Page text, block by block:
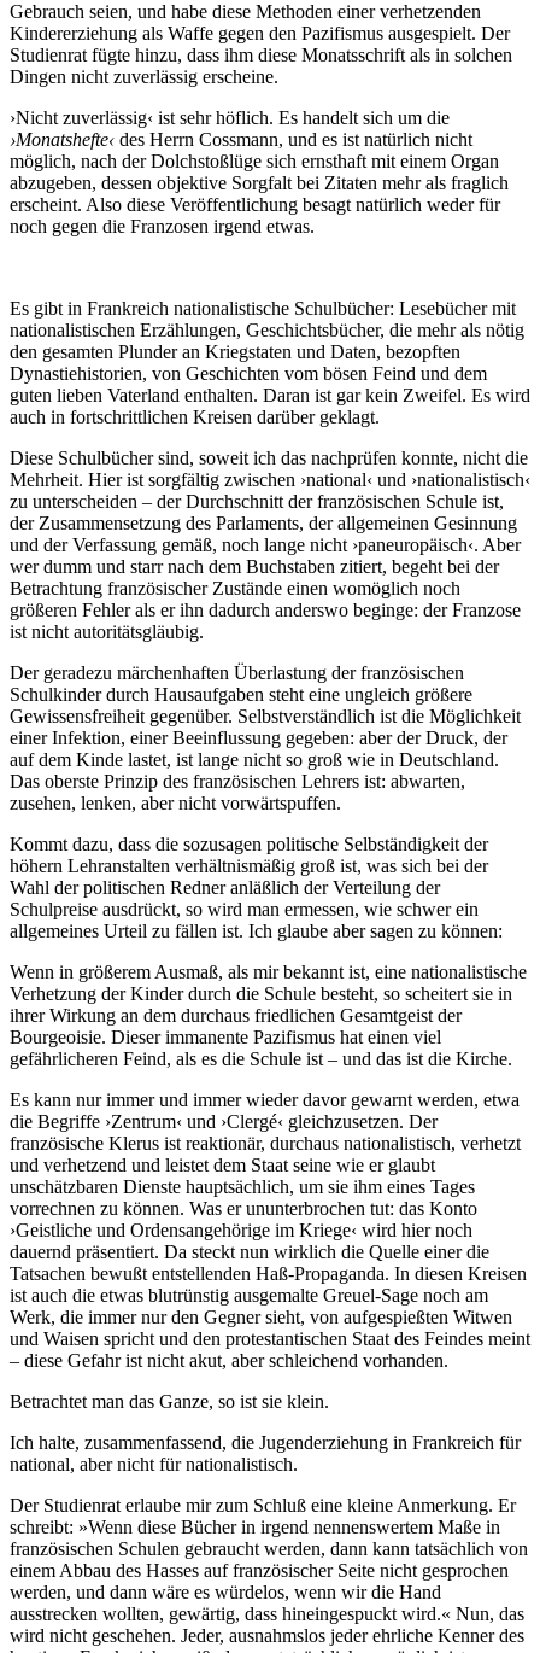
Gebrauch seien, und habe diese Methoden einer verhetzenden
Kindererziehung als Waffe gegen den Pazifismus ausgespielt. Der
Studienrat fügte hinzu, dass ihm diese Monatsschrift als in solchen
Dingen nicht zuverlässig erscheine.
›Nicht zuverlässig‹ ist sehr höflich. Es handelt sich um die
›Monatshefte‹ des Herrn Cossmann, und es ist natürlich nicht
möglich, nach der Dolchstoßlüge sich ernsthaft mit einem Organ
abzugeben, dessen objektive Sorgfalt bei Zitaten mehr als fraglich
erscheint. Also diese Veröffentlichung besagt natürlich weder für
noch gegen die Franzosen irgend etwas.
Es gibt in Frankreich nationalistische Schulbücher: Lesebücher mit
nationalistischen Erzählungen, Geschichtsbücher, die mehr als nötig
den gesamten Plunder an Kriegstaten und Daten, bezopften
Dynastiehistorien, von Geschichten vom bösen Feind und dem
guten lieben Vaterland enthalten. Daran ist gar kein Zweifel. Es wird
auch in fortschrittlichen Kreisen darüber geklagt.
Diese Schulbücher sind, soweit ich das nachprüfen konnte, nicht die
Mehrheit. Hier ist sorgfältig zwischen ›national‹ und ›nationalistisch‹
zu unterscheiden – der Durchschnitt der französischen Schule ist,
der Zusammensetzung des Parlaments, der allgemeinen Gesinnung
und der Verfassung gemäß, noch lange nicht ›paneuropäisch‹. Aber
wer dumm und starr nach dem Buchstaben zitiert, begeht bei der
Betrachtung französischer Zustände einen womöglich noch
größeren Fehler als er ihn dadurch anderswo beginge: der Franzose
ist nicht autoritätsgläubig.
Der geradezu märchenhaften Überlastung der französischen
Schulkinder durch Hausaufgaben steht eine ungleich größere
Gewissensfreiheit gegenüber. Selbstverständlich ist die Möglichkeit
einer Infektion, einer Beeinflussung gegeben: aber der Druck, der
auf dem Kinde lastet, ist lange nicht so groß wie in Deutschland.
Das oberste Prinzip des französischen Lehrers ist: abwarten,
zusehen, lenken, aber nicht vorwärtspuffen.
Kommt dazu, dass die sozusagen politische Selbständigkeit der
höhern Lehranstalten verhältnismäßig groß ist, was sich bei der
Wahl der politischen Redner anläßlich der Verteilung der
Schulpreise ausdrückt, so wird man ermessen, wie schwer ein
allgemeines Urteil zu fällen ist. Ich glaube aber sagen zu können:
Wenn in größerem Ausmaß, als mir bekannt ist, eine nationalistische
Verhetzung der Kinder durch die Schule besteht, so scheitert sie in
ihrer Wirkung an dem durchaus friedlichen Gesamtgeist der
Bourgeoisie. Dieser immanente Pazifismus hat einen viel
gefährlicheren Feind, als es die Schule ist – und das ist die Kirche.
Es kann nur immer und immer wieder davor gewarnt werden, etwa
die Begriffe ›Zentrum‹ und ›Clergé‹ gleichzusetzen. Der
französische Klerus ist reaktionär, durchaus nationalistisch, verhetzt
und verhetzend und leistet dem Staat seine wie er glaubt
unschätzbaren Dienste hauptsächlich, um sie ihm eines Tages
vorrechnen zu können. Was er ununterbrochen tut: das Konto
›Geistliche und Ordensangehörige im Kriege‹ wird hier noch
dauernd präsentiert. Da steckt nun wirklich die Quelle einer die
Tatsachen bewußt entstellenden Haß-Propaganda. In diesen Kreisen
ist auch die etwas blutrünstig ausgemalte Greuel-Sage noch am
Werk, die immer nur den Gegner sieht, von aufgespießten Witwen
und Waisen spricht und den protestantischen Staat des Feindes meint
– diese Gefahr ist nicht akut, aber schleichend vorhanden.
Betrachtet man das Ganze, so ist sie klein.
Ich halte, zusammenfassend, die Jugenderziehung in Frankreich für
national, aber nicht für nationalistisch.
Der Studienrat erlaube mir zum Schluß eine kleine Anmerkung. Er
schreibt: »Wenn diese Bücher in irgend nennenswertem Maße in
französischen Schulen gebraucht werden, dann kann tatsächlich von
einem Abbau des Hasses auf französischer Seite nicht gesprochen
werden, und dann wäre es würdelos, wenn wir die Hand
ausstrecken wollten, gewärtig, dass hineingespuckt wird.« Nun, das
wird nicht geschehen. Jeder, ausnahmslos jeder ehrliche Kenner des